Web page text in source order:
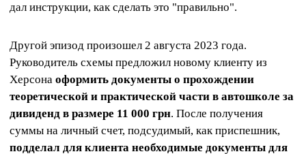
дал инструкции, как сделать это "правильно".
Другой эпизод произошел 2 августа 2023 года.
Руководитель схемы предложил новому клиенту из
Херсона оформить документы о прохождении
теоретической и практической части в автошколе за
дивиденд в размере 11 000 грн. После получения
суммы на личный счет, подсудимый, как приспешник,
подделал для клиента необходимые документы для